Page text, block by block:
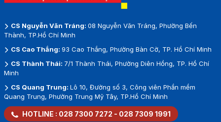
CS Nguyễn Văn Tráng: 08 Nguyễn Văn Tráng, Phường Bến
Thành, TP.Hồ Chí Minh
CS Cao Thắng: 93 Cao Thắng, Phường Bàn Cờ, TP. Hồ Chí Minh
CS Thành Thái: 7/1 Thành Thái, Phường Diên Hồng, TP. Hồ Chí
Minh
CS Quang Trung: Lô 10, Đường số 3, Công viên Phần mềm
Quang Trung, Phường Trung Mỹ Tây, TP.Hồ Chí Minh
HOTLINE : 028 7300 7272 - 028 7309 1991